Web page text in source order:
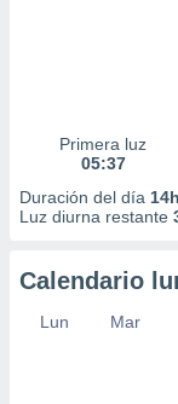
Primera luz
05:37
Duración del día
Luz diurna restante
Calendario
Lun Mar